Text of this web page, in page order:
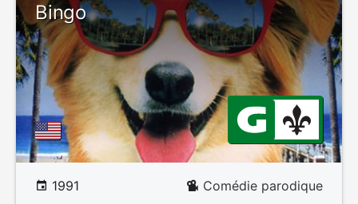
Bingo
1991 Comédie parodique